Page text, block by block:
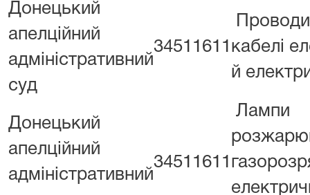
Донецький
апелційний
адміністративний
суд
34511611 кабелі
й
Донецький
апелційний
адміністративний
34511611
Лампи